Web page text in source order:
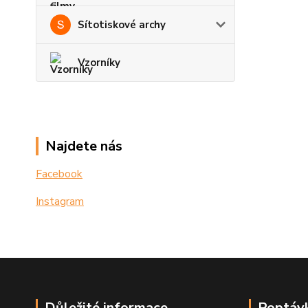
Sítotiskové archy
Vzorníky
Najdete nás
Facebook
Instagram